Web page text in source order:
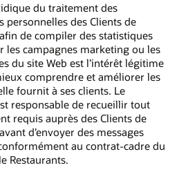
du traitement des
personnelles des Clients de
de compiler des statistiques
les campagnes marketing ou les
du site Web est l’intérêt légitime
comprendre et améliorer les
fournit à ses clients. Le
responsable de recueillir tout
requis auprès des Clients de
d’envoyer des messages
au contrat-cadre du
Restaurants.